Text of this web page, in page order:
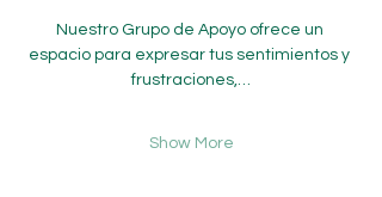
Nuestro Grupo de Apoyo ofrece un
espacio para expresar tus sentimientos y
frustraciones,…
Show More